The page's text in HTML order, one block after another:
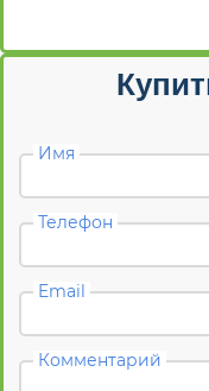
Имя
Телефон
Email
Комментарий